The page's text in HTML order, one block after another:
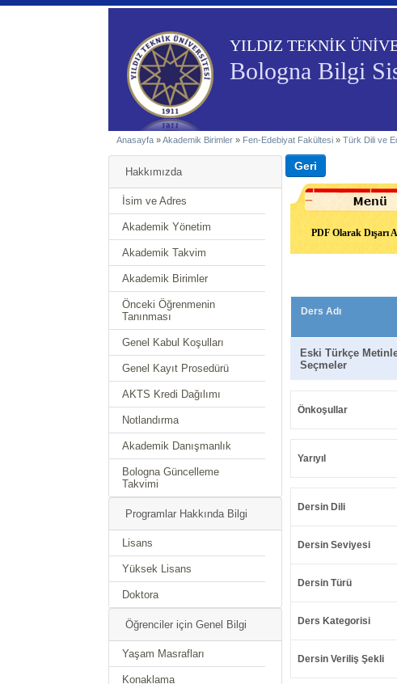
YILDIZ TEKNİK
Bologna Bilgi
Anasayfa »Akademik Birimler » Fen-Edebiyat Fakültesi »Türk Dili ve
Hakkımızda
İsim ve Adres
Akademik Yönetim
Akademik Takvim
Akademik Birimler
Önceki Öğrenmenin
Tanınması
Genel Kabul Koşulları
Genel Kayıt Prosedürü
AKTS Kredi Dağılımı
Notlandırma
Akademik Danışmanlık
Bologna Güncelleme
Takvimi
Programlar Hakkında Bilgi
Lisans
Yüksek Lisans
Doktora
Öğrenciler için Genel Bilgi
Yaşam Masrafları
Konaklama
PDF Olarak Dışarı
Ders Adı
Eski Türkçe
Seçmeler
Önkoşullar
Yarıyıl
Dersin Dili
Dersin Seviyesi
Dersin Türü
Ders Kategorisi
Dersin Veriliş Şekli